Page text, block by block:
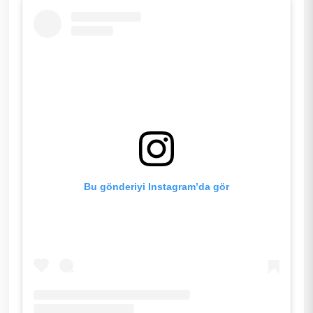
Bu gönderiyi Instagram’da gör